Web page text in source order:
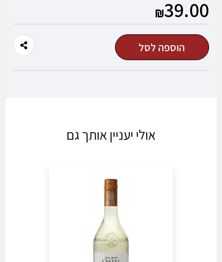
משתמש חדש/אורח
להרשמה
39.00
הוספה לסל
אולי יעניין אותך גם